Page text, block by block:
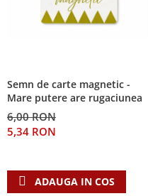
Semn de carte magnetic -
Mare putere are rugaciunea
6,00 RON
5,34 RON
ADAUGA IN COS